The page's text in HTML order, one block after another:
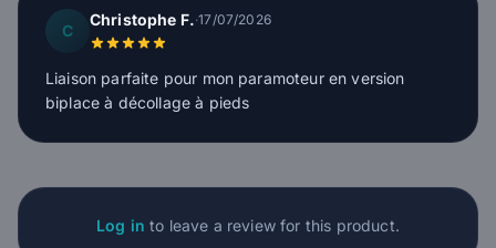
C
Christophe F.·17/07/2026
Liaison parfaite pour mon paramoteur en version
biplace à décollage à pieds
Log in to leave a review for this product.